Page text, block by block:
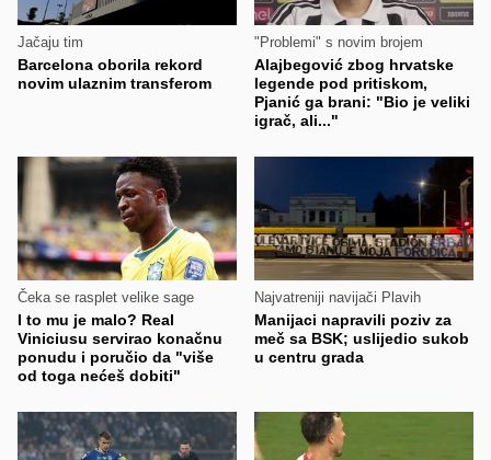
Jačaju tim
Barcelona oborila rekord
novim ulaznim transferom
"Problemi" s novim brojem
Alajbegović zbog hrvatske
legende pod pritiskom,
Pjanić ga brani: "Bio je veliki
igrač, ali..."
Čeka se rasplet velike sage
I to mu je malo? Real
Viniciusu servirao konačnu
ponudu i poručio da "više
od toga nećeš dobiti"
Najvatreniji navijači Plavih
Manijaci napravili poziv za
meč sa BSK; uslijedio sukob
u centru grada